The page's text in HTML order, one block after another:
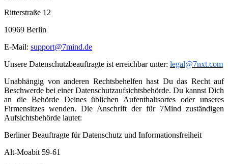
Ritterstraße 12
10969 Berlin
E-Mail: support@7mind.de
Unsere Datenschutzbeauftragte ist erreichbar unter: legal@7nxt.com
Unabhängig von anderen Rechtsbehelfen hast Du das Recht auf
Beschwerde bei einer Datenschutzaufsichtsbehörde. Du kannst Dich
an die Behörde Deines üblichen Aufenthaltsortes oder unseres
Firmensitzes wenden. Die Anschrift der für 7Mind zuständigen
Aufsichtsbehörde lautet:
Berliner Beauftragte für Datenschutz und Informationsfreiheit
Alt-Moabit 59-61